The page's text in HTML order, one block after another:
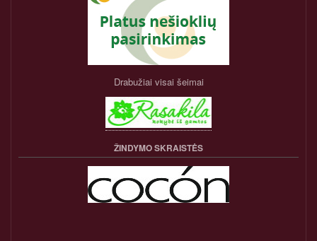
Drabužiai visai šeimai
ŽINDYMO SKRAISTĖS